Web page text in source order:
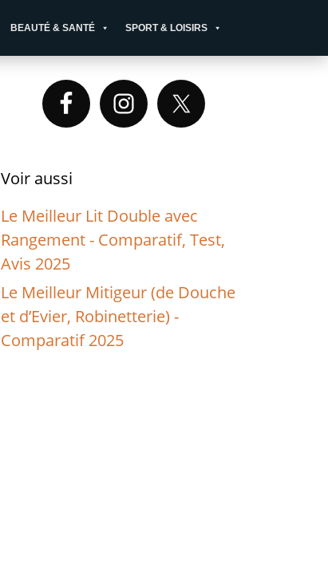
BEAUTÉ & SANTÉ SPORT & LOISIRS
Primary
Sidebar
Voir aussi
Le Meilleur Lit Double avec
Rangement - Comparatif, Test,
Avis 2025
Le Meilleur Mitigeur (de Douche
et d’Evier, Robinetterie) -
Comparatif 2025